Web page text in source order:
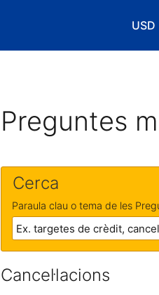
USD
Preguntes
Cerca
Paraula clau o tema de les
Cancel·lacions